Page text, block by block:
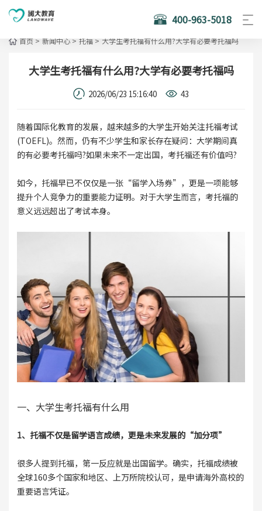
400-963-5018
首页 > 新闻中心 > 托福 > 大学生考托福有什么用?大学有必要考托福吗
大学生考托福有什么用?大学有必要考托福吗
2026/06/23 15:16:40 43
随着国际化教育的发展，越来越多的大学生开始关注托福考试
(TOEFL)。然而，仍有不少学生和家长存在疑问：大学期间真
的有必要考托福吗?如果未来不一定出国，考托福还有价值吗?
如今，托福早已不仅仅是一张“留学入场券”，更是一项能够
提升个人竞争力的重要能力证明。对于大学生而言，考托福的
意义远远超出了考试本身。
一、大学生考托福有什么用
1、托福不仅是留学语言成绩，更是未来发展的“加分项”
很多人提到托福，第一反应就是出国留学。确实，托福成绩被
全球160多个国家和地区、上万所院校认可，是申请海外高校的
重要语言凭证。